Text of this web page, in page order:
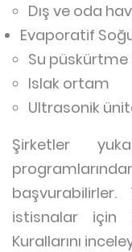
Dış ve oda
Evaporatif
Su
Islak ortam
Ultrasonik
Şirketler
istisnalar için
Kurallarını